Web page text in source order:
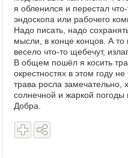
я обленился и перестал
эндоскопа или рабочего
Надо писать, надо
мысли, в конце концов. А то
весело что-то щебечут,
В общем пошёл я косить
окрестностях в этом году
трава росла замечательно,
солнечной и жаркой погоды
Добра.